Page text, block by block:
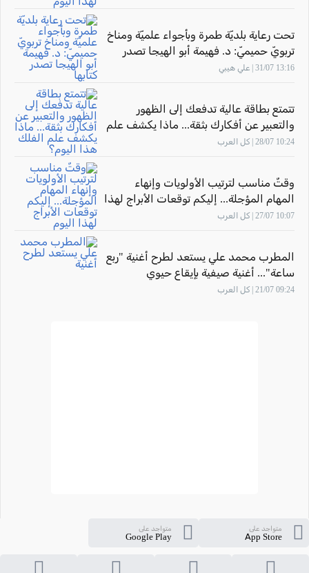
تحت رعاية بلديّة طمرة وبأجواء علميّة ومناخ
تربويّ حميميّ: د. فهيمة أبو الهيجا تصدر
كتابها "أثر المهارة" بحضور الاتّحاد القطريّ
13:16 31/07 | علي هيبي
تتمتع بطاقة عالية تدفعك إلى الظهور
والتعبير عن أفكارك بثقة... ماذا يكشف علم
الفلك هذا اليوم؟
10:24 28/07 | كل العرب
وقتٌ مناسب لترتيب الأولويات وإنهاء
المهام المؤجلة... إليكم توقعات الأبراج لهذا
اليوم
10:07 27/07 | كل العرب
المطرب محمد علي يستعد لطرح أغنية "ربع
ساعة"... أغنية صيفية بإيقاع حيوي
09:24 21/07 | كل العرب
متواجد على
App Store
متواجد على
Google Play